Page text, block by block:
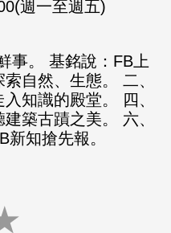
週一至週五)
事。 基銘說：FB上
自然、生態。 二、
知識的殿堂。 四、
築古蹟之美。 六、
知搶先報。